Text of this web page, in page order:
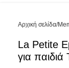
Αρχική σελίδα/
La Petite
για